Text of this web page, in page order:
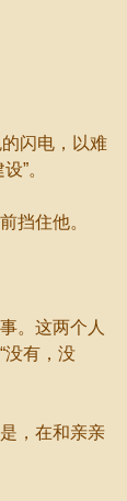
闪电，以难
”。
挡住他。
。这两个人
没有，没
，在和亲亲